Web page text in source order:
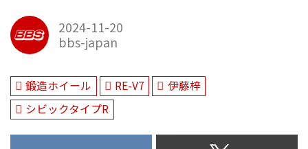
2024-11-20
bbs-japan
鍛造ホイール RE-V7
伊藤梓
シビックタイプR